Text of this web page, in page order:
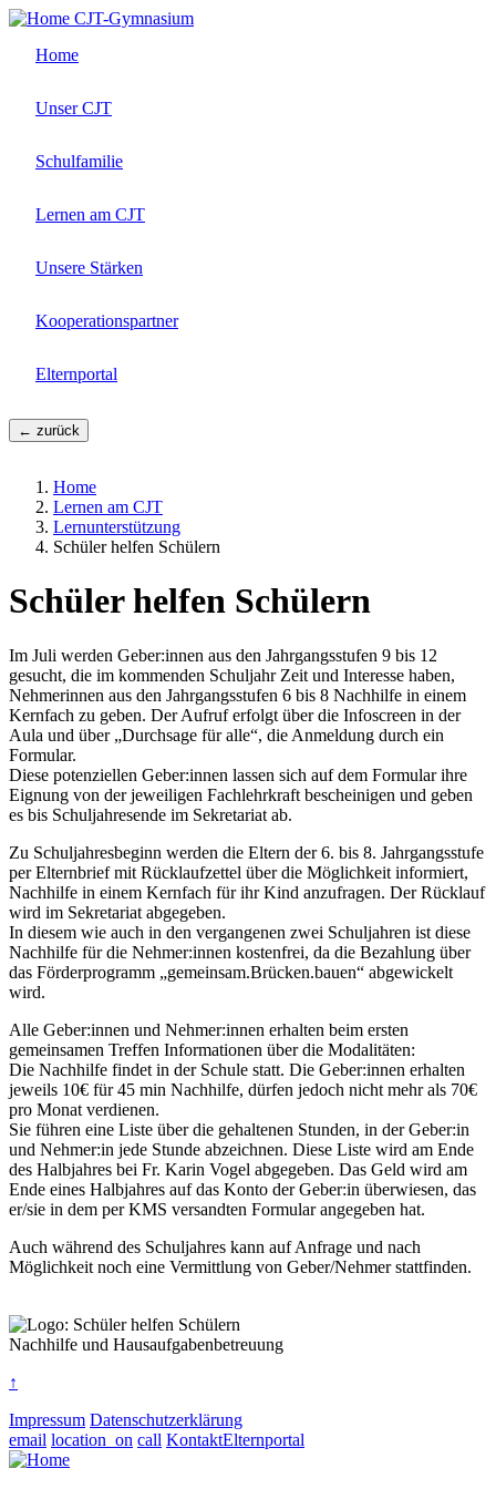
Direkt
Inhalt
CJT-Gymnasium
Home
Unser CJT
Schulfamilie
Lernen am CJT
Unsere Stärken
Kooperationspartner
Elternportal
← zurück
Home
Lernen am CJT
Lernunterstützung
Schüler helfen Schülern
Schüler helfen Schülern
Im Juli werden Geber:innen aus den Jahrgangsstufen 9 bis 12
gesucht, die im kommenden Schuljahr Zeit und Interesse haben,
Nehmerinnen aus den Jahrgangsstufen 6 bis 8 Nachhilfe in einem
Kernfach zu geben. Der Aufruf erfolgt über die Infoscreen in der
Aula und über „Durchsage für alle“, die Anmeldung durch ein
Formular.
Diese potenziellen Geber:innen lassen sich auf dem Formular ihre
Eignung von der jeweiligen Fachlehrkraft bescheinigen und geben
es bis Schuljahresende im Sekretariat ab.
Zu Schuljahresbeginn werden die Eltern der 6. bis 8. Jahrgangsstufe
per Elternbrief mit Rücklaufzettel über die Möglichkeit informiert,
Nachhilfe in einem Kernfach für ihr Kind anzufragen. Der Rücklauf
wird im Sekretariat abgegeben.
In diesem wie auch in den vergangenen zwei Schuljahren ist diese
Nachhilfe für die Nehmer:innen kostenfrei, da die Bezahlung über
das Förderprogramm „gemeinsam.Brücken.bauen“ abgewickelt
wird.
Alle Geber:innen und Nehmer:innen erhalten beim ersten
gemeinsamen Treffen Informationen über die Modalitäten:
Die Nachhilfe findet in der Schule statt. Die Geber:innen erhalten
jeweils 10€ für 45 min Nachhilfe, dürfen jedoch nicht mehr als 70€
pro Monat verdienen.
Sie führen eine Liste über die gehaltenen Stunden, in der Geber:in
und Nehmer:in jede Stunde abzeichnen. Diese Liste wird am Ende
des Halbjahres bei Fr. Karin Vogel abgegeben. Das Geld wird am
Ende eines Halbjahres auf das Konto der Geber:in überwiesen, das
er/sie in dem per KMS versandten Formular angegeben hat.
Auch während des Schuljahres kann auf Anfrage und nach
Möglichkeit noch eine Vermittlung von Geber/Nehmer stattfinden.
Nachhilfe und Hausaufgabenbetreuung
↑
Impressum Datenschutzerklärung
email location_on call KontaktElternportal